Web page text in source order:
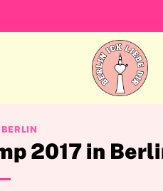
2017 in